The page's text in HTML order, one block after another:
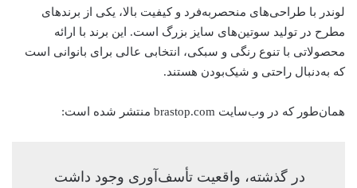
لوندر با طراحی‌های منحصربه‌فرد و کیفیت بالا، یکی از برندهای
مطرح در تولید سوتین‌های سایز بزرگ است. این برند با ارائه
محصولاتی با تنوع رنگی و سبکی، انتخابی عالی برای بانوانی است
که به‌دنبال راحتی و شیک‌بودن هستند.
همان‌طور که در وب‌سایت brastop.com منتشر شده است:
در گذشته، واقعیت تأسف‌آوری وجود داشت